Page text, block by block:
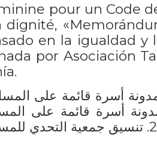
pour un Code
dignité,
en la igualdad y
por Asociación
أسرة قائمة على